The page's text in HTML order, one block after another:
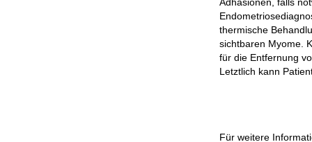
Adhäsionen, falls
thermische
sichtbaren Myome.
für die Entfernung
Letztlich kann
Für weitere